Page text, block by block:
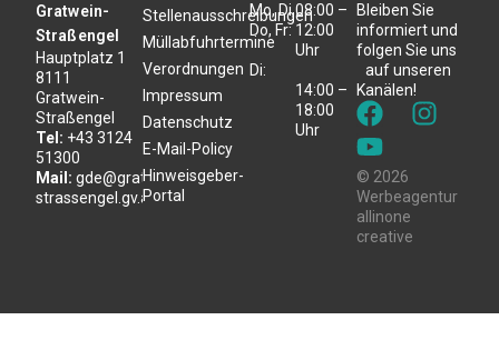
Gratwein-
Straßengel
Hauptplatz 1
8111
Gratwein-
Straßengel
Tel: +43 3124
51300
Mail: gde@gratwein-
strassengel.gv.at
Stellenausschreibungen
Müllabfuhrtermine
Verordnungen
Impressum
Datenschutz
E-Mail-Policy
Hinweisgeber-
Portal
Mo, Di,
Do, Fr:
Di:
08:00 –
12:00
Uhr
14:00 –
18:00
Uhr
Bleiben Sie
informiert und
folgen Sie uns
auf unseren
Kanälen!
© 2026
Werbeagentur
allinone
creative